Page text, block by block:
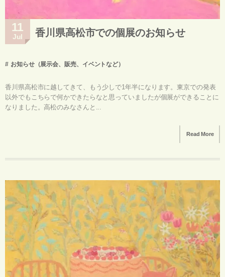
11
Jul 香川県高松市での個展のお知らせ
お知らせ（展示会、販売、イベントなど）
香川県高松市に越してきて、もう少しで1年半になります。東京での発表
以外でもこちらで何かできたらなと思っていましたが個展ができることに
なりました。高松のみなさんと...
Read More